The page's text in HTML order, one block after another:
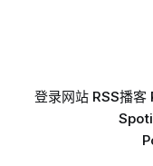
登录网站 RSS播客